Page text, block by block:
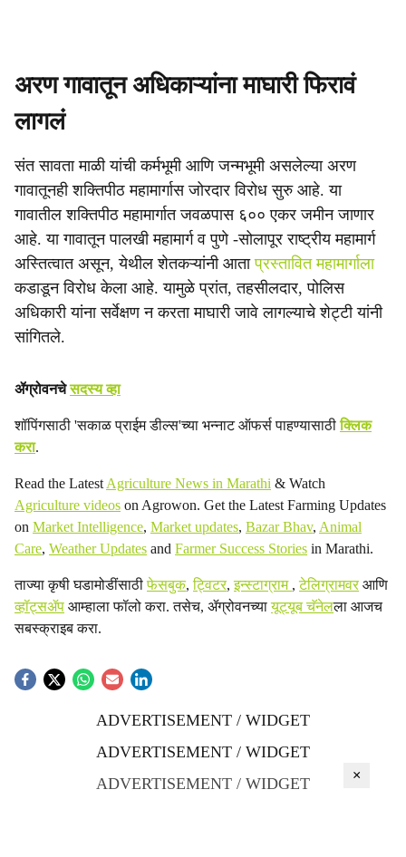
अरण गावातून अधिकाऱ्यांना माघारी फिरावं
लागलं
संत सावता माळी यांची कर्मभूमी आणि जन्मभूमी असलेल्या अरण
गावातूनही शक्तिपीठ महामार्गास जोरदार विरोध सुरु आहे. या
गावातील शक्तिपीठ महामार्गात जवळपास ६०० एकर जमीन जाणार
आहे. या गावातून पालखी महामार्ग व पुणे -सोलापूर राष्ट्रीय महामार्ग
अस्तित्वात असून, येथील शेतकऱ्यांनी आताप्रस्तावित महामार्गाला
कडाडून विरोध केला आहे. यामुळे प्रांत, तहसीलदार, पोलिस
अधिकारी यांना सर्वेक्षण न करता माघारी जावे लागल्याचे शेट्टी यांनी
सांगितले.
ॲग्रोवनचेसदस्य व्हा
शॉपिंगसाठी 'सकाळ प्राईम डील्स'च्या भन्नाट ऑफर्स पाहण्यासाठीक्लिक
करा.
Read the Latest Agriculture News in Marathi & Watch
Agriculture videos on Agrowon. Get the Latest Farming Updates
on Market Intelligence, Market updates, Bazar Bhav, Animal
Care, Weather Updates and Farmer Success Stories in Marathi.
ताज्या कृषी घडामोडींसाठीफेसबुक,ट्विटर,इन्स्टाग्राम ,टेलिग्रामवरआणि
व्हॉट्सॲप आम्हाला फॉलो करा. तसेच, ॲग्रोवनच्यायूट्यूब चॅनेलला आजच
सबस्क्राइब करा.
ADVERTISEMENT / WIDGET
ADVERTISEMENT / WIDGET
ADVERTISEMENT / WIDGET
×